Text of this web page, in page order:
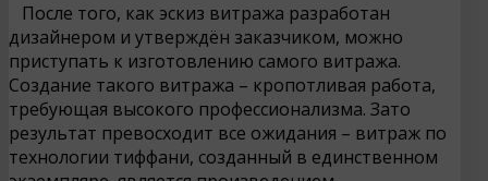
После того, как эскиз витража разработан
дизайнером и утверждён заказчиком, можно
приступать к изготовлению самого витража.
Создание такого витража – кропотливая работа,
требующая высокого профессионализма. Зато
результат превосходит все ожидания – витраж по
технологии тиффани, созданный в единственном